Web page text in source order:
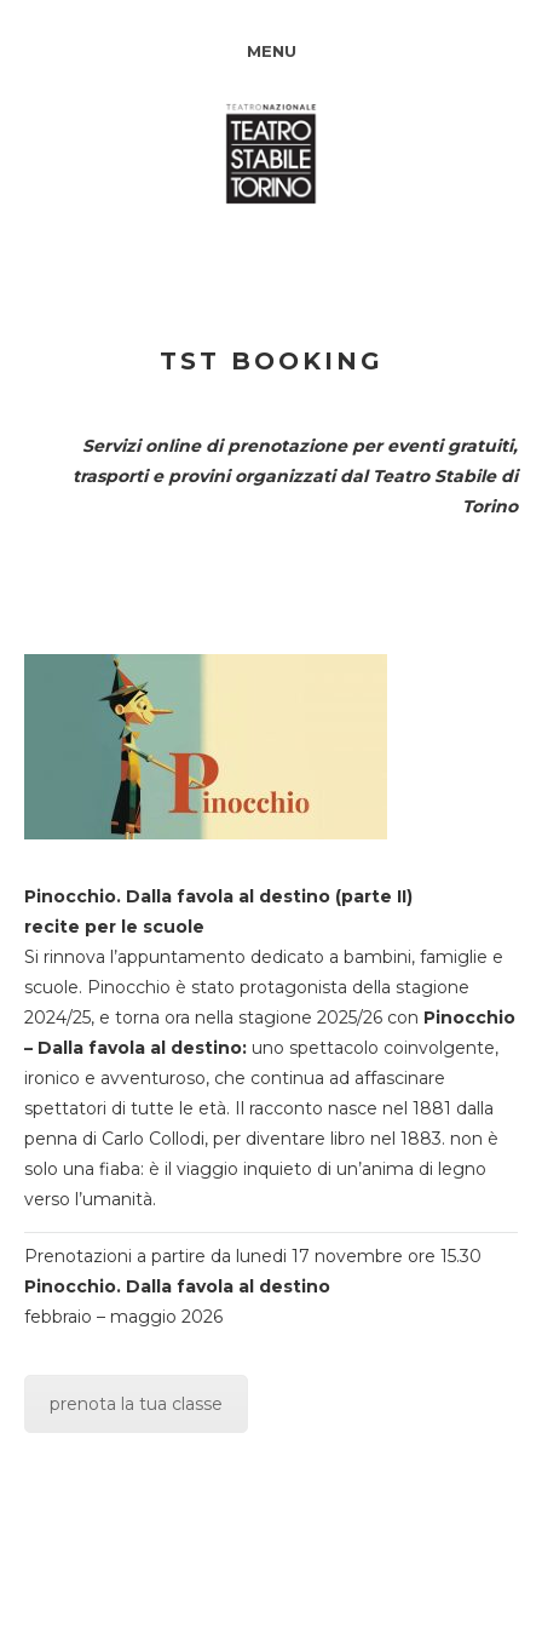
MENU
TST BOOKING
Servizi online di prenotazione per eventi gratuiti,
trasporti e provini organizzati dal Teatro Stabile di
Torino
Pinocchio. Dalla favola al destino (parte II)
recite per le scuole
Si rinnova l’appuntamento dedicato a bambini, famiglie e
scuole. Pinocchio è stato protagonista della stagione
2024/25, e torna ora nella stagione 2025/26 con Pinocchio
– Dalla favola al destino: uno spettacolo coinvolgente,
ironico e avventuroso, che continua ad affascinare
spettatori di tutte le età. Il racconto nasce nel 1881 dalla
penna di Carlo Collodi, per diventare libro nel 1883. non è
solo una fiaba: è il viaggio inquieto di un’anima di legno
verso l’umanità.
Prenotazioni a partire da lunedi 17 novembre ore 15.30
Pinocchio. Dalla favola al destino
febbraio – maggio 2026
prenota la tua classe